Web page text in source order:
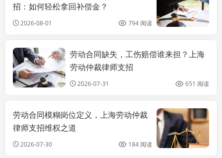
招：如何轻松拿回补偿金？
2026-08-01 794 阅读
上海劳动法律师
劳动合同缺失，工伤赔偿谁来担？上海
劳动仲裁律师支招
2026-07-31 651 阅读
劳动合同模糊岗位定义，上海劳动仲裁
律师支招维权之道
2026-07-30 184 阅读